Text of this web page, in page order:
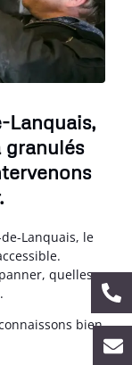
Lanquais,
granulés
Lanquais, le
quelles
bien